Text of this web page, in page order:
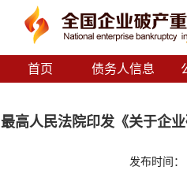
首页 债务人信息
最高人民法院印发《关于企
发布时间